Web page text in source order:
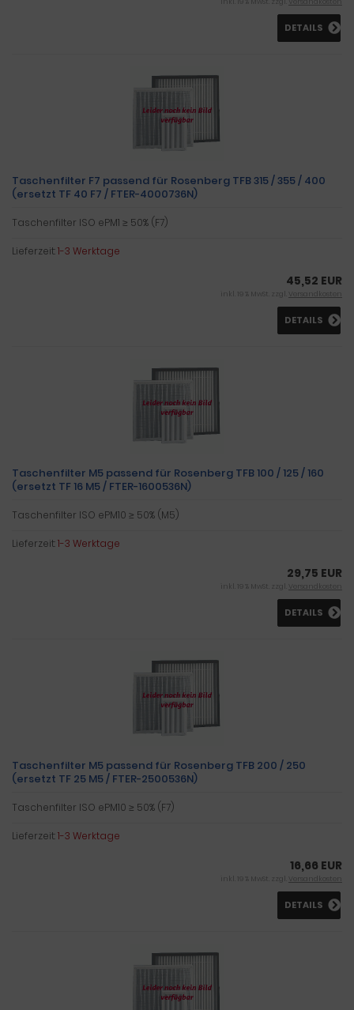
DETAILS
Taschenfilter F7 passend für Rosenberg TFB 315 / 355 / 400
(ersetzt TF 40 F7 / FTER-4000736N)
Taschenfilter ISO ePM1 ≥ 50% (F7)
Lieferzeit:1-3 Werktage
45,52 EUR
inkl. 19 % MwSt. zzgl. Versandkosten
DETAILS
Taschenfilter M5 passend für Rosenberg TFB 100 / 125 / 160
(ersetzt TF 16 M5 / FTER-1600536N)
Taschenfilter ISO ePM10 ≥ 50% (M5)
Lieferzeit:1-3 Werktage
29,75 EUR
inkl. 19 % MwSt. zzgl. Versandkosten
DETAILS
Taschenfilter M5 passend für Rosenberg TFB 200 / 250
(ersetzt TF 25 M5 / FTER-2500536N)
Taschenfilter ISO ePM10 ≥ 50% (F7)
Lieferzeit:1-3 Werktage
16,66 EUR
inkl. 19 % MwSt. zzgl. Versandkosten
DETAILS